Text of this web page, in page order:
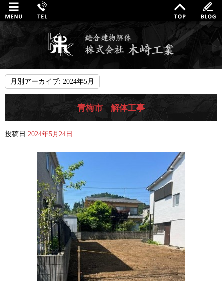
月別アーカイブ: 2024年5月
青梅市 解体工事
投稿日 2024年5月24日